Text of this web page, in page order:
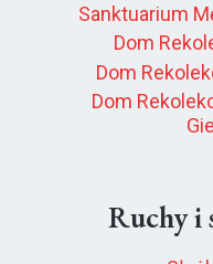
Sanktuarium
Dom
Dom
Dom
Ruchy i